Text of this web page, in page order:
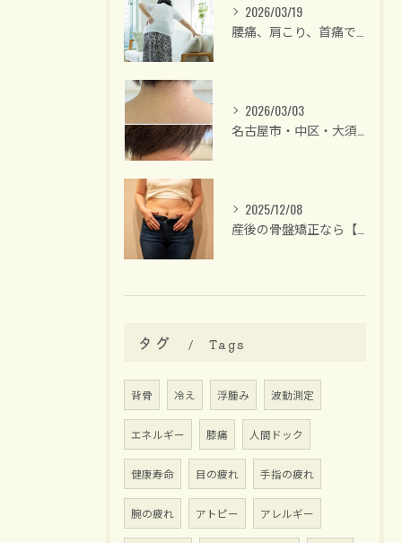
2026/03/19
2026/03/03
2025/12/08
タグ Tags
背骨 冷え 浮腫み 波動測定
エネルギー 膝痛 人間ドック
健康寿命 目の疲れ 手指の疲れ
腕の疲れ アトピー アレルギー